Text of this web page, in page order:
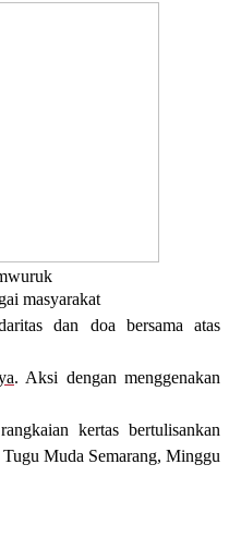
masyarakat
dan doa bersama atas
. Aksi dengan menggenakan
rangkaian kertas bertulisankan
Muda Semarang, Minggu